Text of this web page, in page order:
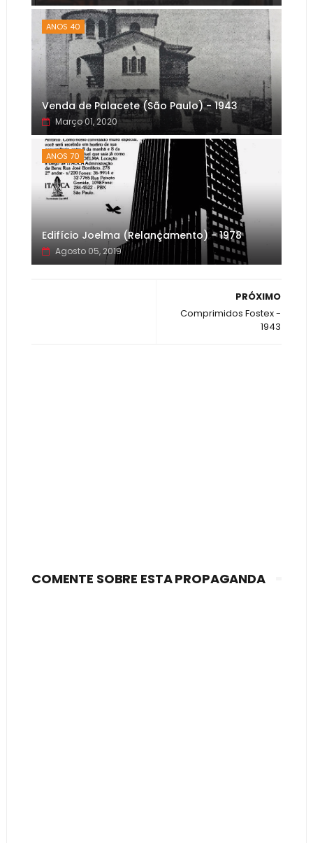
ANOS 40
Venda de Palacete (São Paulo) - 1943
Março 01, 2020
ANOS 70
Edifício Joelma (Relançamento) - 1978
Agosto 05, 2019
PRÓXIMO
Comprimidos Fostex -
1943
COMENTE SOBRE ESTA PROPAGANDA